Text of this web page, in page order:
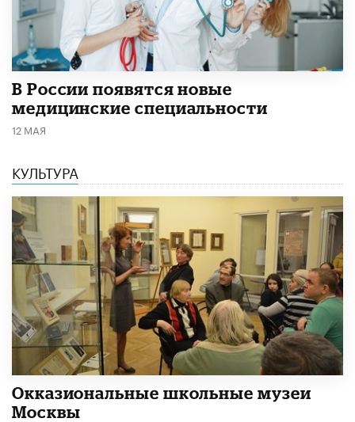
В России появятся новые
медицинские специальности
12 МАЯ
КУЛЬТУРА
​Окказиональные школьные музеи
Москвы